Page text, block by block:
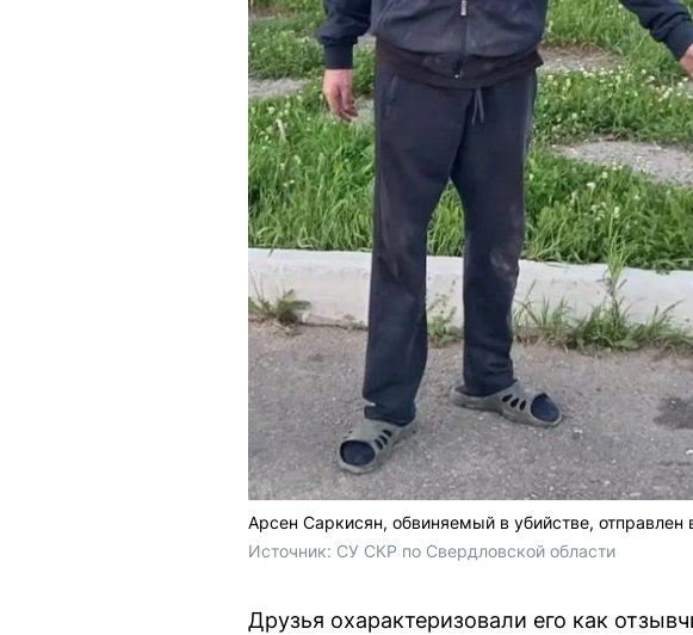
Арсен Саркисян, обвиняемый в убийстве,
Источник: СУ СКР по Свердловской области
Друзья охарактеризовали его как